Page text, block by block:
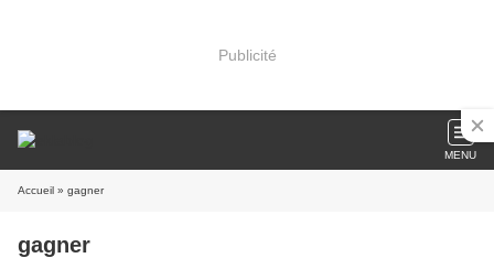
Publicité
MENU
Accueil » gagner
gagner